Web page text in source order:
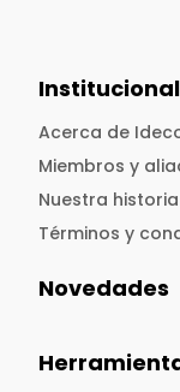
Institucional
Acerca de
Miembros y
Nuestra historia
Términos y
Novedades